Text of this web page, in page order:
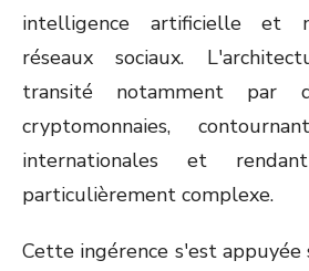
intelligence artificielle et
réseaux sociaux.
transité notamment par
cryptomonnaies,
internationales et
particulièrement complexe.
Cette ingérence s'est